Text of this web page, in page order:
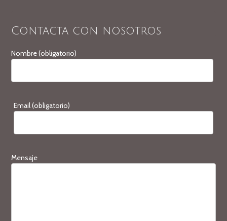
Contacta con nosotros
Nombre (obligatorio)
Email (obligatorio)
Mensaje